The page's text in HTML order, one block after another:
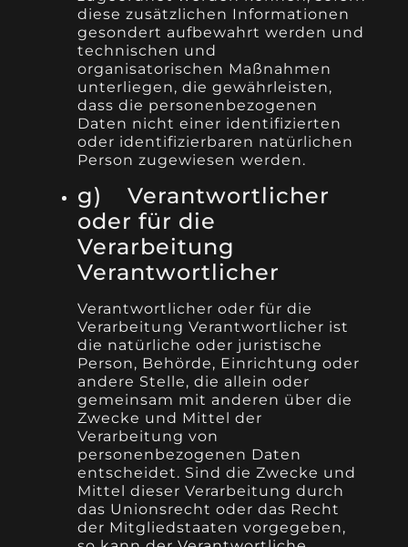
diese zusätzlichen Informationen
gesondert aufbewahrt werden und
technischen und
organisatorischen Maßnahmen
unterliegen, die gewährleisten,
dass die personenbezogenen
Daten nicht einer identifizierten
oder identifizierbaren natürlichen
Person zugewiesen werden.
g) Verantwortlicher
oder für die
Verarbeitung
Verantwortlicher
Verantwortlicher oder für die
Verarbeitung Verantwortlicher ist
die natürliche oder juristische
Person, Behörde, Einrichtung oder
andere Stelle, die allein oder
gemeinsam mit anderen über die
Zwecke und Mittel der
Verarbeitung von
personenbezogenen Daten
entscheidet. Sind die Zwecke und
Mittel dieser Verarbeitung durch
das Unionsrecht oder das Recht
der Mitgliedstaaten vorgegeben,